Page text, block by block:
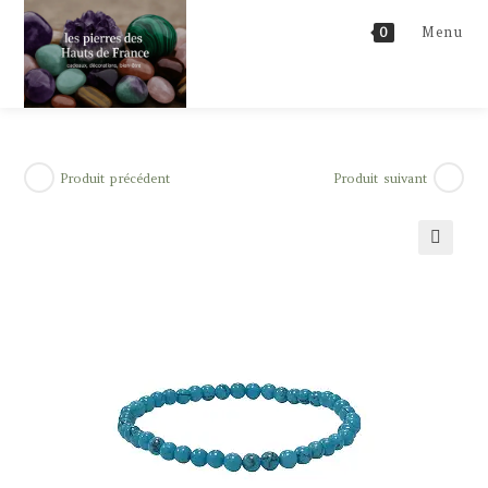
Skip
content
0 Menu
Produit précédent Produit suivant